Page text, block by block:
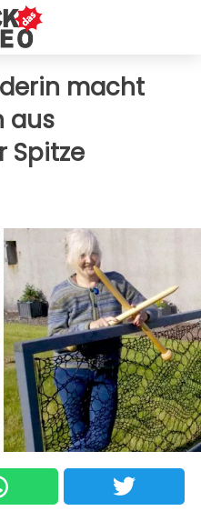
macht
aus
Spitze